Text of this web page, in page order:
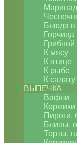
Блюда в
Горчица
Грибной
К мясу
К птице
К рыбе
К салату
ВЫПЕЧКА
Вафли
Коржики
Пироги,
Блины,
Торты,